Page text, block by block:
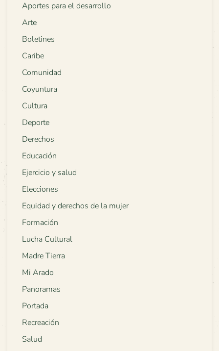
Aportes para el desarrollo
Arte
Boletines
Caribe
Comunidad
Coyuntura
Cultura
Deporte
Derechos
Educación
Ejercicio y salud
Elecciones
Equidad y derechos de la mujer
Formación
Lucha Cultural
Madre Tierra
Mi Arado
Panoramas
Portada
Recreación
Salud